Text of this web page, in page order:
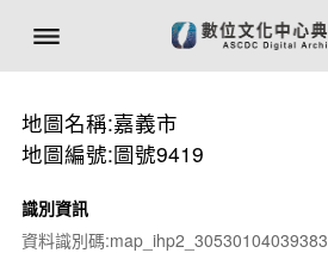
地圖名稱:嘉義市
地圖編號:圖號9419
識別資訊
資料識別碼:map_ihp2_30530104039383